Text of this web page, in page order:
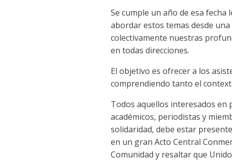
Se cumple un año de esa
abordar estos temas desde
colectivamente nuestras
en todas direcciones.
El objetivo es ofrecer a los
comprendiendo tanto el
Todos aquellos interesados en
académicos, periodistas y
solidaridad, debe estar
en un gran Acto Central
Comunidad y resaltar que